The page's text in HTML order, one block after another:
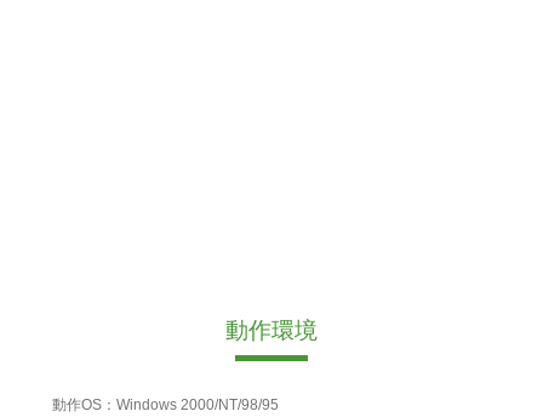
動作環境
動作OS：Windows 2000/NT/98/95